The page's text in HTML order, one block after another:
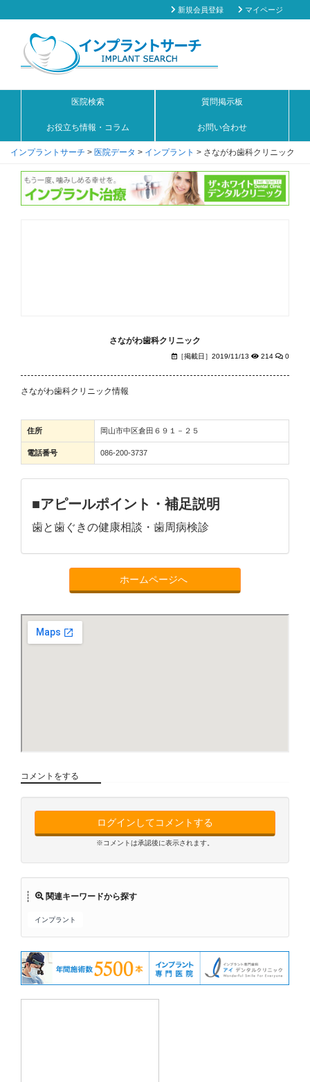
新規会員登録 マイページ
医院検索 質問掲示板
お役立ち情報・コラム お問い合わせ
インプラントサーチ > 医院データ > インプラント > さながわ歯科クリニック
さながわ歯科クリニック
［掲載日］2019/11/13 214 0
さながわ歯科クリニック情報
住所 岡山市中区倉田６９１－２５
電話番号 086-200-3737
■アピールポイント・補足説明
歯と歯ぐきの健康相談・歯周病検診
ホームページへ
コメントをする
ログインしてコメントする
※コメントは承認後に表示されます。
関連キーワードから探す
インプラント